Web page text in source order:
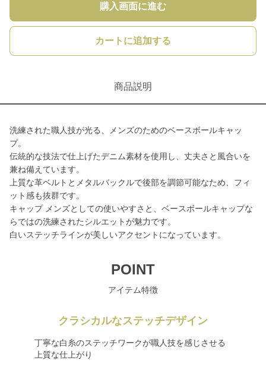
購入画面に進む
カートに追加する
商品説明
洗練された職人技が光る、メンズのためのベースボールキャッ
プ。
伝統的な技法で仕上げたデニム素材を使用し、丈夫さと風合いを
兼ね備えています。
上質な革ベルトとメタルバックルで後部を調節可能なため、フィ
ット感も抜群です。
キャップ メンズとしての使いやすさと、ベースボールキャップな
らではの洗練されたシルエットが魅力です。
白いステッチラインが美しいアクセントになっています。
POINT
アイテム特徴
クラシカルなステッチデザイン
丁寧な白糸のステッチワークが職人技を感じさせる
上質な仕上がり